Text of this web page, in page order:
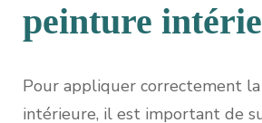
peinture
Pour appliquer correctement
intérieure, il est important de